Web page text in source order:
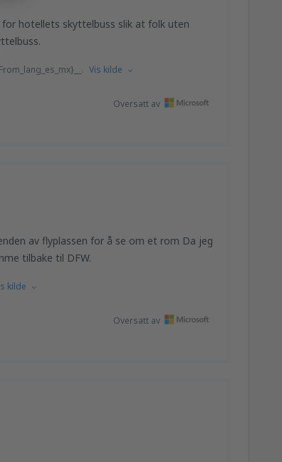
hotellets skyttelbuss slik at folk uten
Vis kilde
Oversatt av
av flyplassen for å se om et rom Da jeg
tilbake til DFW.
kilde
Oversatt av